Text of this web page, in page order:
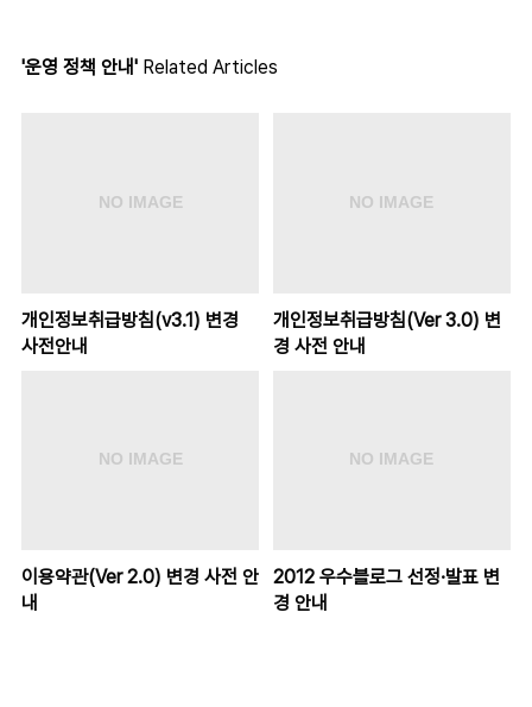
'운영 정책 안내' Related Articles
개인정보취급방침(v3.1) 변경
사전안내
개인정보취급방침(Ver 3.0) 변
경 사전 안내
이용약관(Ver 2.0) 변경 사전 안
내
2012 우수블로그 선정· 발표 변
경 안내